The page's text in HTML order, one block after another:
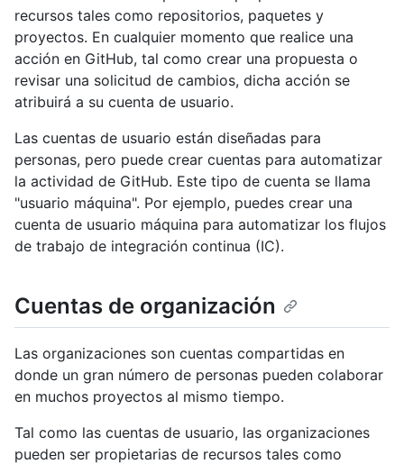
recursos tales como repositorios, paquetes y
proyectos. En cualquier momento que realice una
acción en GitHub, tal como crear una propuesta o
revisar una solicitud de cambios, dicha acción se
atribuirá a su cuenta de usuario.
Las cuentas de usuario están diseñadas para
personas, pero puede crear cuentas para automatizar
la actividad de GitHub. Este tipo de cuenta se llama
"usuario máquina". Por ejemplo, puedes crear una
cuenta de usuario máquina para automatizar los flujos
de trabajo de integración continua (IC).
Cuentas de organización
Las organizaciones son cuentas compartidas en
donde un gran número de personas pueden colaborar
en muchos proyectos al mismo tiempo.
Tal como las cuentas de usuario, las organizaciones
pueden ser propietarias de recursos tales como